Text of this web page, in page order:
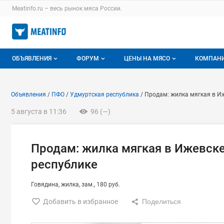
Раздел навигации по сайту meatinfo.ru
Meatinfo.ru – весь рынок мяса России.
Авторизация и меню пользователя
Навигация по разделам сайта meatinfo.ru
ОБЪЯВЛЕНИЯ
Заявки на покупку мяса
ФОРУМ ЦЕНЫ НА МЯСО
Объявление: Продам: жилка
Информация о объявлении
Навигация и управление
Объявления ПФО Удмуртская республика Продам: жилка мягкая в
5 августа в 11:36 96 (—)
Продам: жилка мягкая в
республике
Говядина жилка зам. 180 руб.
Добавить в избранное